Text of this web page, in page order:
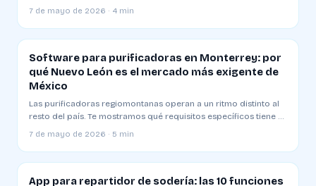
Ciudad de México y cuánto tarda en ser rentable.
7 de mayo de 2026 · 4 min
Software para purificadoras en Monterrey: por
qué Nuevo León es el mercado más exigente de
México
Las purificadoras regiomontanas operan a un ritmo distinto al
resto del país. Te mostramos qué requisitos específicos tiene el
mercado y cómo elegir un sistema que aguante.
7 de mayo de 2026 · 5 min
App para repartidor de sodería: las 10 funciones